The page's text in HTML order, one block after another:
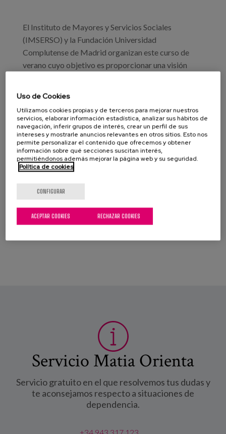
Trabaja con nosotros
Canal de denuncias
El Instituto de Mayores y Servicios Sociales
(IMSERSO) y la Fundación Universidad
Complutense de Madrid organizan este curso de
verano cuyo objetivo es proporcionar una visión
sector y promover el acceso al empleo a través de
una formación inicial y flexible, orientando así las
políticas públicas hacia un modelo más sostenible,
innovador y centrado en la persona.
Información e inscripciones
Profesionales
Leer mássobre Itinerarios formativos para profesionales de
Servicio Matia Orienta
Servicio gratuito en el que resolvemos tus dudas y
te aconsejamos respecto a situaciones de
dependencia.
Uso de Cookies
Utilizamos cookies propias y de terceros para mejorar nuestros
servicios, elaborar información estadística, analizar sus hábitos de
navegación, inferir grupos de interés, crear un perfil de sus
intereses y mostrarle anuncios relevantes en otros sitios. Esto nos
permite personalizar el contenido que ofrecemos y obtener
información sobre qué secciones suscitan interés,
permitiéndonos además mejorar la página web y su seguridad.
Política de cookies
CONFIGURAR
RECHAZAR COOKIES
ACEPTAR COOKIES